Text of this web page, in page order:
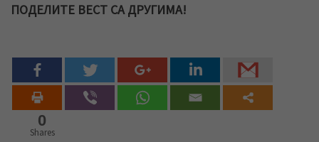
ПОДЕЛИТЕ ВЕСТ СА ДРУГИМА!
0
Shares